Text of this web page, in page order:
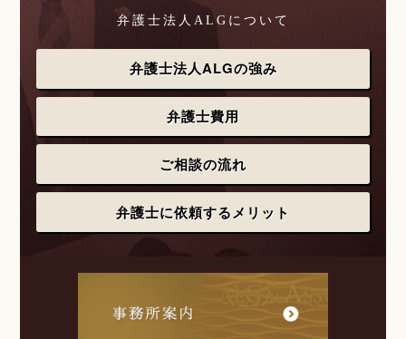
弁護士法人ALGについて
弁護士法人ALGの強み
弁護士費用
ご相談の流れ
弁護士に依頼するメリット